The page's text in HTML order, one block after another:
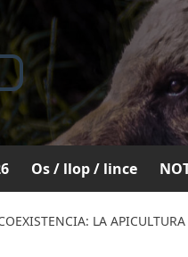
Os / llop / lince
LA